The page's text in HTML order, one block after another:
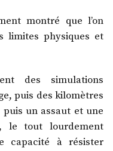
montré que l’on
limites physiques et
des simulations
puis des kilomètres
un assaut et une
le tout lourdement
capacité à résister